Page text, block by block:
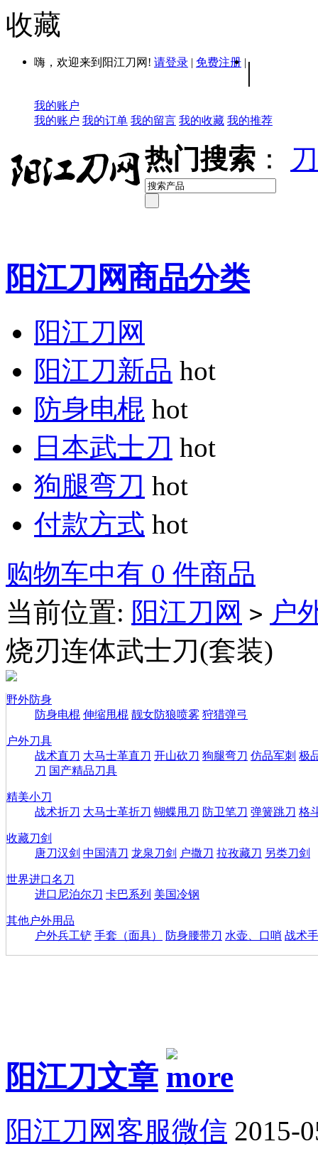
收藏
嗨，欢迎来到阳江刀网! 请登录 | 免费注册 | |
我的账户
我的账户 我的订单 我的留言 我的收藏 我的推荐
热门搜索 ：
阳江刀网商品分类
阳江刀网
阳江刀新品 hot
防身电棍 hot
日本武士刀 hot
狗腿弯刀 hot
付款方式 hot
购物车中有 0 件商品
当前位置: 阳江刀网 > 户
烧刃连体武士刀(套装)
野外防身
防身电棍 伸缩甩棍 靓女防狼喷雾 狩猎弹弓
户外刀具
战术直刀 大马士革直刀 开山砍刀 狗腿弯刀 仿品军刺 极
刀 国产精品刀具
精美小刀
战术折刀 大马士革折刀 蝴蝶甩刀 防卫笔刀 弹簧跳刀 格
收藏刀剑
唐刀汉剑 中国清刀 龙泉刀剑 户撒刀 拉孜藏刀 另类刀剑
世界进口名刀
进口尼泊尔刀 卡巴系列 美国冷钢
其他户外用品
户外兵工铲 手套（面具） 防身腰带刀 水壶、口哨 战术
阳江刀文章
阳江刀网客服微信 2015-